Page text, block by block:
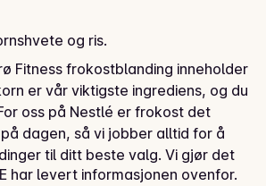
og ris.
Fitness frokostblanding inneholder
er vår viktigste ingrediens, og du
oss på Nestlé er frokost det
dagen, så vi jobber alltid for å
til ditt beste valg. Vi gjør det
i hver bolle med gode
har levert informasjonen ovenfor.